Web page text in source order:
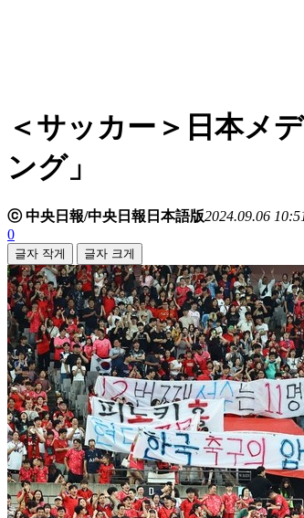
＜サッカー＞日本メ
ング」
ⓒ 中央日報/中央日報日本語版2024.09.06
0
글자 작게 글자 크게